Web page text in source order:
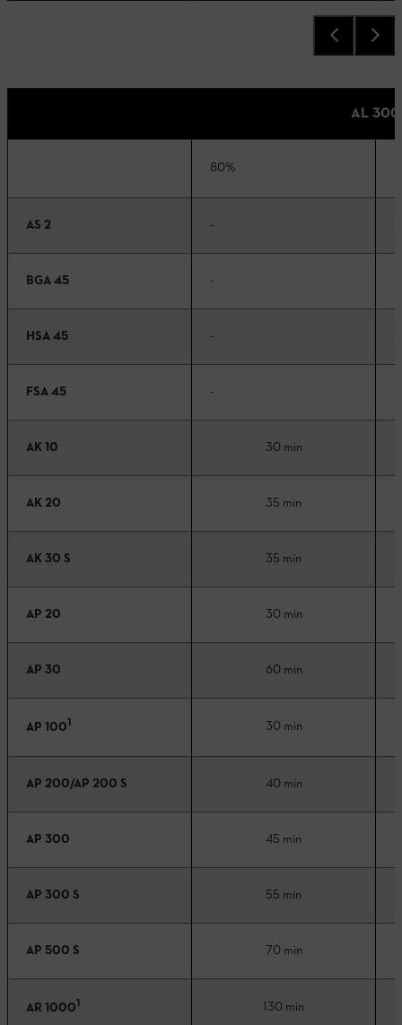
AL 300
80%
AS 2 -
BGA 45 -
HSA 45 -
FSA 45 -
AK 10 30 min
AK 20 35 min
AK 30 S 35 min
AP 20 30 min
AP 30 60 min
AP 1001 30 min
AP 200/AP 200 S 40 min
AP 300 45 min
AP 300 S 55 min
AP 500 S 70 min
AR 10001 130 min